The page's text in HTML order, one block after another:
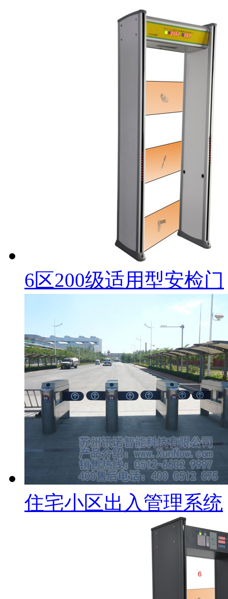
6区200级适用型安检门
住宅小区出入管理系统